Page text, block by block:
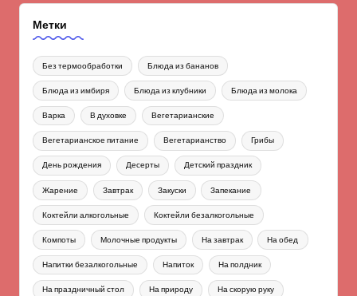
Метки
Без термообработки Блюда из бананов
Блюда из имбиря Блюда из клубники Блюда из молока
Варка В духовке Вегетарианские
Вегетарианское питание Вегетарианство Грибы
День рождения Десерты Детский праздник
Жарение Завтрак Закуски Запекание
Коктейли алкогольные Коктейли безалкогольные
Компоты Молочные продукты На завтрак На обед
Напитки безалкогольные Напиток На полдник
На праздничный стол На природу На скорую руку